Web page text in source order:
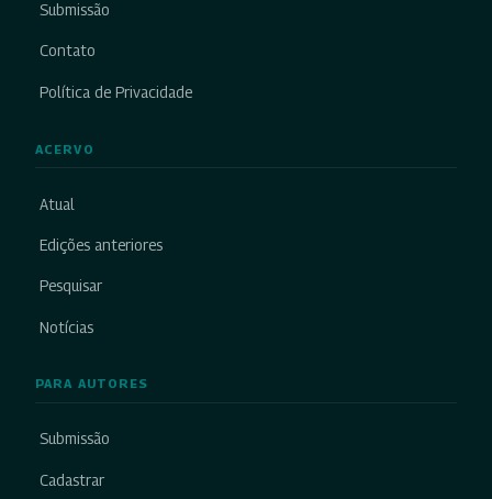
Submissão
Contato
Política de Privacidade
ACERVO
Atual
Edições anteriores
Pesquisar
Notícias
PARA AUTORES
Submissão
Cadastrar